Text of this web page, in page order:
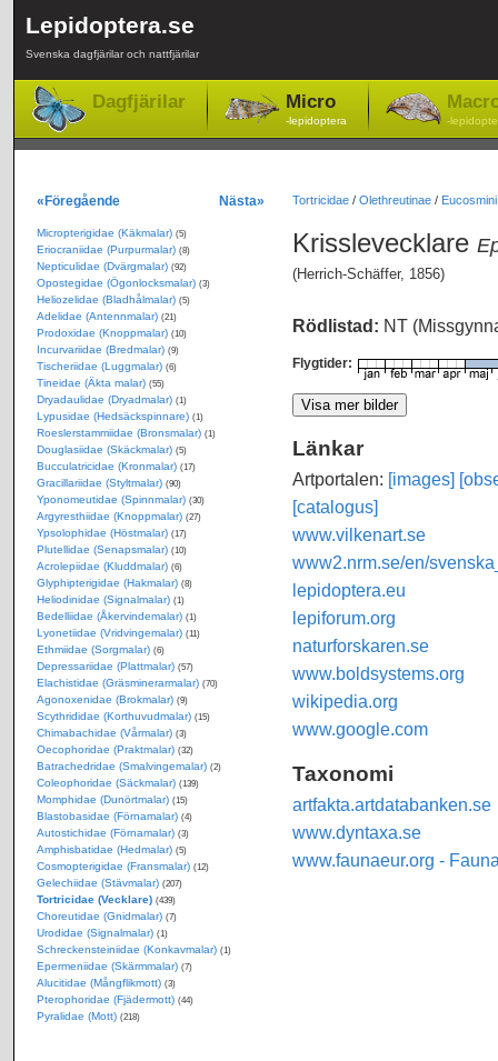
Lepidoptera.se
Svenska dagfjärilar och nattfjärilar
Dagfjärilar Micro
-lepidoptera -
Tortricidae/ Olethreutinae/ Eucosmini
Krisslevecklare
(Herrich-Schäffer, 1856)
Rödlistad: NT
Flygtider:
Länkar
Artportalen: [images]
[catalogus]
www.vilkenart.se
www2.nrm.se/en/
lepidoptera.eu
lepiforum.org
naturforskaren.se
www.boldsystems.org
wikipedia.org
www.google.com
Taxonomi
artfakta.artdatabanken.se
www.dyntaxa.se
www.faunaeur.org -
«Föregående Nästa»
Micropterigidae (Käkmalar) (5)
Eriocraniidae (Purpurmalar) (8)
Nepticulidae (Dvärgmalar) (92)
Opostegidae (Ögonlocksmalar) (3)
Heliozelidae (Bladhålmalar) (5)
Adelidae (Antennmalar) (21)
Prodoxidae (Knoppmalar) (10)
Incurvariidae (Bredmalar) (9)
Tischeriidae (Luggmalar) (6)
Tineidae (Äkta malar) (55)
Dryadaulidae (Dryadmalar) (1)
Lypusidae (Hedsäckspinnare) (1)
Roeslerstammiidae (Bronsmalar) (1)
Douglasiidae (Skäckmalar) (5)
Bucculatricidae (Kronmalar) (17)
Gracillariidae (Styltmalar) (90)
Yponomeutidae (Spinnmalar) (30)
Argyresthiidae (Knoppmalar) (27)
Ypsolophidae (Höstmalar) (17)
Plutellidae (Senapsmalar) (10)
Acrolepiidae (Kluddmalar) (6)
Glyphipterigidae (Hakmalar) (8)
Heliodinidae (Signalmalar) (1)
Bedelliidae (Åkervindemalar) (1)
Lyonetiidae (Vridvingemalar) (11)
Ethmiidae (Sorgmalar) (6)
Depressariidae (Plattmalar) (57)
Elachistidae (Gräsminerarmalar) (70)
Agonoxenidae (Brokmalar) (9)
Scythrididae (Korthuvudmalar) (15)
Chimabachidae (Vårmalar) (3)
Oecophoridae (Praktmalar) (32)
Batrachedridae (Smalvingemalar) (2)
Coleophoridae (Säckmalar) (139)
Momphidae (Dunörtmalar) (15)
Blastobasidae (Förnamalar) (4)
Autostichidae (Förnamalar) (3)
Amphisbatidae (Hedmalar) (5)
Cosmopterigidae (Fransmalar) (12)
Gelechiidae (Stävmalar) (207)
Tortricidae (Vecklare) (439)
Choreutidae (Gnidmalar) (7)
Urodidae (Signalmalar) (1)
Schreckensteiniidae (Konkavmalar) (1)
Epermeniidae (Skärmmalar) (7)
Alucitidae (Mångflikmott) (3)
Pterophoridae (Fjädermott) (44)
Pyralidae (Mott) (218)